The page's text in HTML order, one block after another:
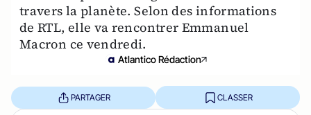
travers la planète. Selon des informations
de RTL, elle va rencontrer Emmanuel
Macron ce vendredi.
Atlantico Rédaction
PARTAGER CLASSER